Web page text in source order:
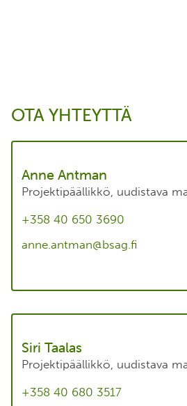
OTA YHTEYTTÄ
Anne Antman
Projektipäällikkö, uudistava
+358 40 650 3690
anne.antman@bsag.fi
Siri Taalas
Projektipäällikkö, uudistava
+358 40 680 3517